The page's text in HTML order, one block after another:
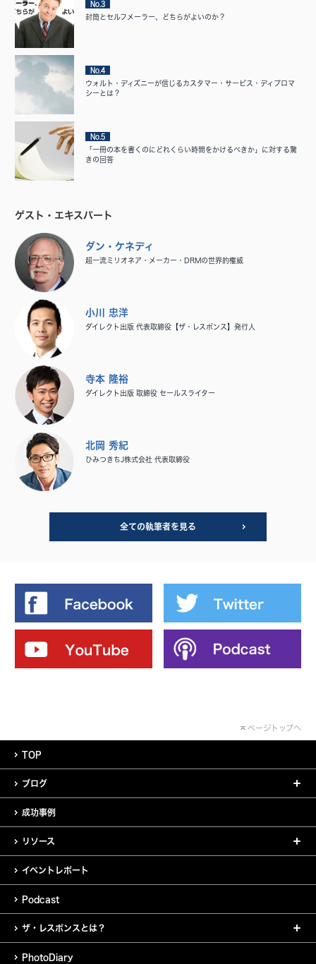
No.3
封筒とセルフメーラー、どちらがよいのか？
No.4
ウォルト・ディズニーが信じるカスタマー・サービス・ディプロマ
シーとは？
No.5
「一冊の本を書くのにどれくらい時間をかけるべきか」に対する驚
きの回答
ゲスト・エキスパート
ダン・ケネディ
超一流ミリオネア・メーカー・DRMの世界的権威
小川 忠洋
ダイレクト出版 代表取締役【ザ・レスポンス】発行人
寺本 隆裕
ダイレクト出版 取締役 セールスライター
北岡 秀紀
ひみつきちJ株式会社 代表取締役
全ての執筆者を見る
ページトップへ
TOP
ブログ
成功事例
リソース
イベントレポート
Podcast
ザ・レスポンスとは？
PhotoDiary